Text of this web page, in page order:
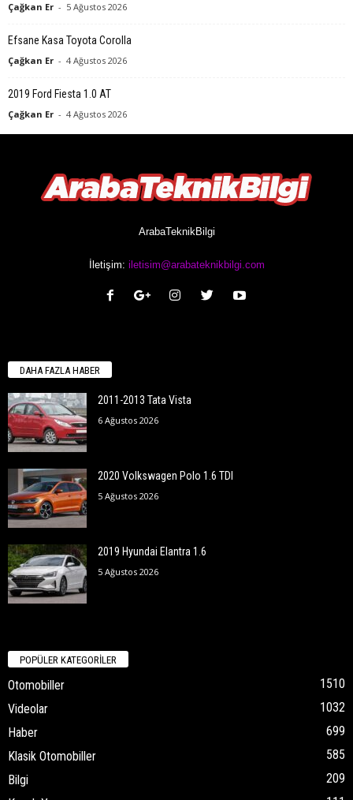
Çağkan Er - 5 Ağustos 2026
Efsane Kasa Toyota Corolla
Çağkan Er - 4 Ağustos 2026
2019 Ford Fiesta 1.0 AT
Çağkan Er - 4 Ağustos 2026
ArabaTeknikBilgi
İletişim: iletisim@arabateknikbilgi.com
DAHA FAZLA HABER
2011-2013 Tata Vista
6 Ağustos 2026
2020 Volkswagen Polo 1.6 TDI
5 Ağustos 2026
2019 Hyundai Elantra 1.6
5 Ağustos 2026
POPÜLER KATEGORİLER
Otomobiller
1510
Videolar
1032
Haber
699
Klasik Otomobiller
585
Bilgi
209